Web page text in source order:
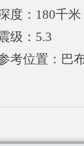
度：180千米
级：5.3
考位置：巴